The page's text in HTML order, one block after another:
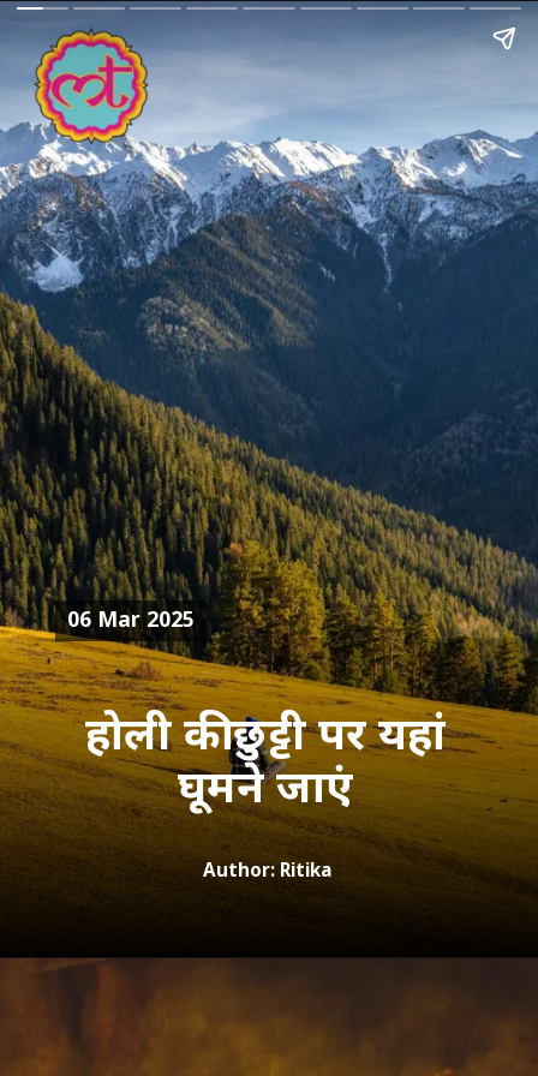
होली की छुट्टी पर यहां
घूमने जाएं
06 Mar 2025
Author: Ritika